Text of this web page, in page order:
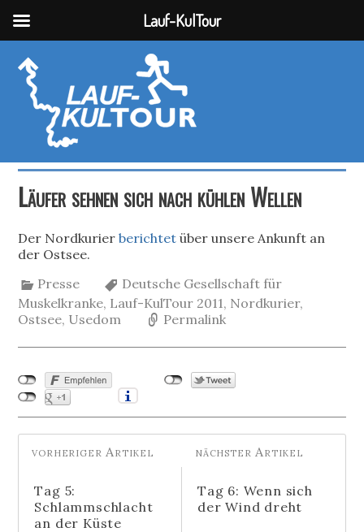
Läufer sehnen sich nach kühlen Wellen
Der Nordkurierberichtet über unsere Ankunft an
der Ostsee.
Presse
Deutsche Gesellschaft für
Muskelkranke, Lauf-KulTour 2011, Nordkurier,
Ostsee, Usedom Permalink
Tag 5:
Schlammschlacht
an der Küste
Tag 6: Wenn sich
der Wind dreht
Lauf-KulTour